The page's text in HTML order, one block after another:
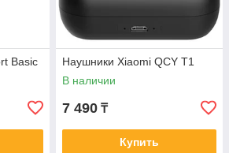
Basic
Наушники Xiaomi QCY T1
В наличии
7 490 ₸
Купить